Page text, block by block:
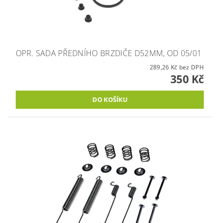
OPR. SADA PŘEDNÍHO BRZDIČE D52MM, OD 05/01
289,26 Kč bez DPH
350 Kč